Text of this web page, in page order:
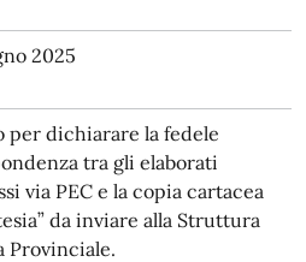
2025
per dichiarare la fedele
tra gli elaborati
via PEC e la copia cartacea
da inviare alla Struttura
Provinciale.